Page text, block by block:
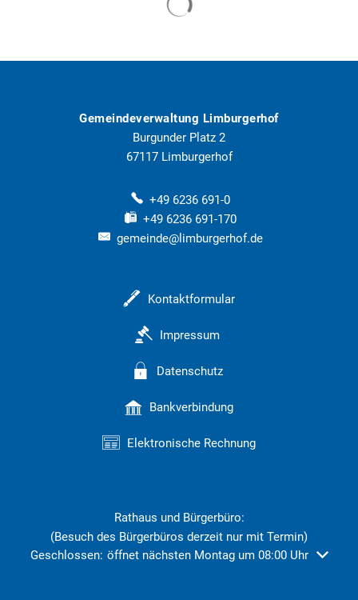
Gemeindeverwaltung Limburgerhof
Burgunder Platz 2
67117 Limburgerhof
+49 6236 691-0
+49 6236 691-170
gemeinde@limburgerhof.de
Kontaktformular
Impressum
Datenschutz
Bankverbindung
Elektronische Rechnung
Rathaus und Bürgerbüro:
(Besuch des Bürgerbüros derzeit nur mit Termin)
Klicken, um weitere Öffnungs- oder Schließzeiten
Geschlossen: öffnet nächsten Montag um 08:00 Uhr